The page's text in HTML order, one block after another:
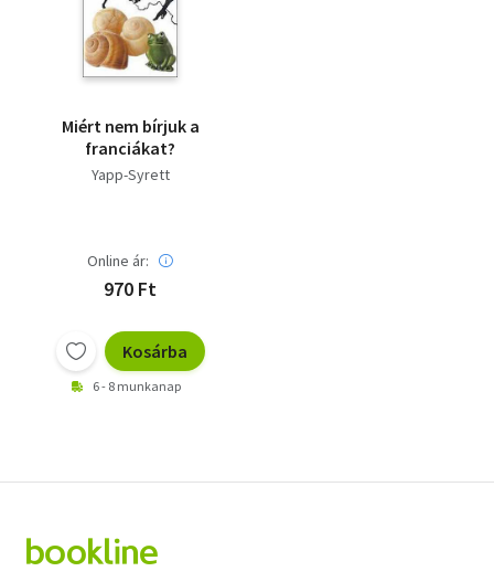
Történelem
Miért nem bírjuk a
franciákat?
Yapp-Syrett
Online ár:
970 Ft
Kosárba
6 - 8 munkanap